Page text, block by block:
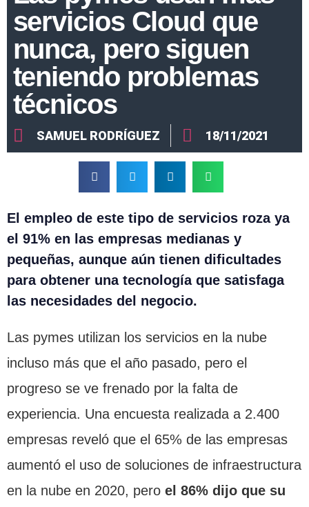
servicios Cloud que
nunca, pero siguen
teniendo problemas
técnicos
SAMUEL RODRÍGUEZ 18/11/2021
El empleo de este tipo de servicios roza ya
el 91% en las empresas medianas y
pequeñas, aunque aún tienen dificultades
para obtener una tecnología que satisfaga
las necesidades del negocio.
Las pymes utilizan los servicios en la nube
incluso más que el año pasado, pero el
progreso se ve frenado por la falta de
experiencia. Una encuesta realizada a 2.400
empresas reveló que el 65% de las empresas
aumentó el uso de soluciones de infraestructura
en la nube en 2020, pero el 86% dijo que su